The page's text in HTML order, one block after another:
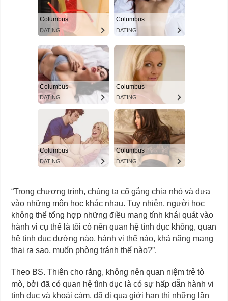
“Trong chương trình, chúng ta cố gắng chia nhỏ và đưa
vào những môn học khác nhau. Tuy nhiên, người học
không thể tổng hợp những điều mang tính khái quát vào
hành vi cụ thể là tôi có nên quan hệ tình dục không, quan
hệ tình dục đường nào, hành vi thế nào, khả năng mang
thai ra sao, muốn phòng tránh thế nào?”.
Theo BS. Thiên cho rằng, không nên quan niệm trẻ tò
mò, bởi đã có quan hệ tình dục là có sự hấp dẫn hành vi
tình dục và khoái cảm, đã đi qua giới hạn thì những lần